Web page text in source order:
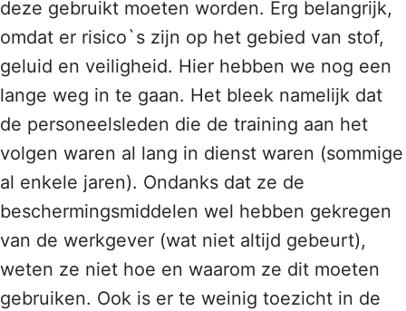
deze gebruikt moeten worden. Erg belangrijk,
omdat er risico`s zijn op het gebied van stof,
geluid en veiligheid. Hier hebben we nog een
lange weg in te gaan. Het bleek namelijk dat
de personeelsleden die de training aan het
volgen waren al lang in dienst waren (sommige
al enkele jaren). Ondanks dat ze de
beschermingsmiddelen wel hebben gekregen
van de werkgever (wat niet altijd gebeurt),
weten ze niet hoe en waarom ze dit moeten
gebruiken. Ook is er te weinig toezicht in de